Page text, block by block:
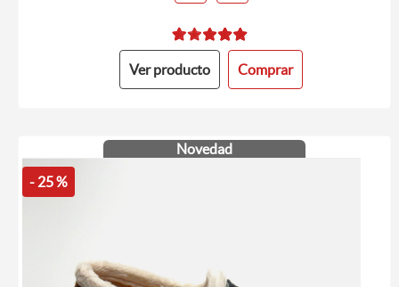
Ver producto Comprar
Novedad
- 25 %